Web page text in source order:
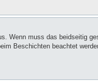
Wenn muss das beidseitig
Beschichten beachtet